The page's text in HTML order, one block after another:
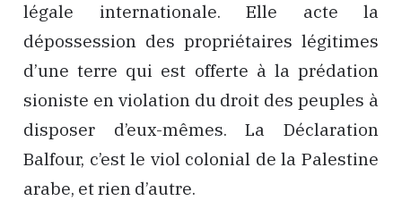
légale internationale. Elle acte la
dépossession des propriétaires légitimes
d’une terre qui est offerte à la prédation
sioniste en violation du droit des peuples à
disposer d’eux-mêmes. La Déclaration
Balfour, c’est le viol colonial de la Palestine
arabe, et rien d’autre.